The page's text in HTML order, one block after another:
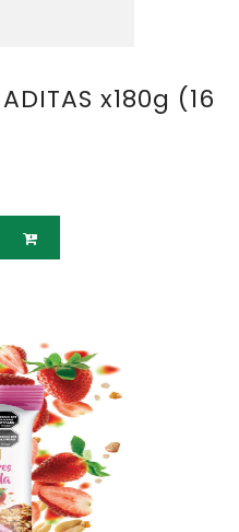
x180g (16